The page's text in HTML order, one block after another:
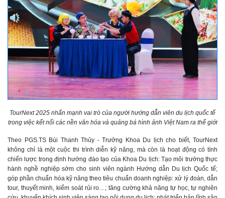
TourNext 2025 nhấn mạnh vai trò của người hướng dẫn viên du lịch quốc tế
trong việc kết nối các nền văn hóa và quảng bá hình ảnh Việt Nam ra thế giới
Theo PGS.TS Bùi Thanh Thủy - Trưởng Khoa Du lịch cho biết, TourNext
không chỉ là một cuộc thi trình diễn kỹ năng, mà còn là hoạt động có tính
chiến lược trong định hướng đào tạo của Khoa Du lịch: Tạo môi trường thực
hành nghề nghiệp sớm cho sinh viên ngành Hướng dẫn Du lịch Quốc tế;
góp phần chuẩn hóa kỹ năng theo tiêu chuẩn doanh nghiệp: xử lý đoàn, dẫn
tour, thuyết minh, kiểm soát rủi ro…; tăng cường khả năng tự học, tự nghiên